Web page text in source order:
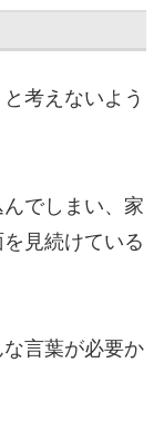
考えないよう
でしまい、家
見続けている
言葉が必要か